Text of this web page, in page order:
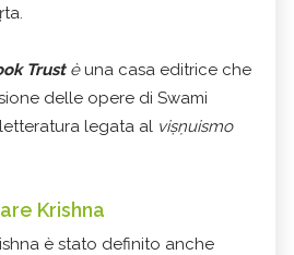
Trustèuna casa editrice che
delle opere di Swami
legata al viṣṇuismo
Krishna
è stato definito anche